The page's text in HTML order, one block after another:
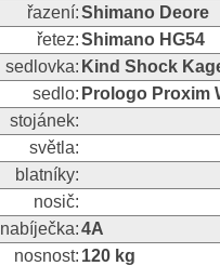
řazení:Shimano Deore
řetez:Shimano HG54
sedlovka: Kind Shock
sedlo: Prologo Proxim
stojánek:
světla:
blatníky:
nosič:
nabíječka:4A
nosnost: 120 kg